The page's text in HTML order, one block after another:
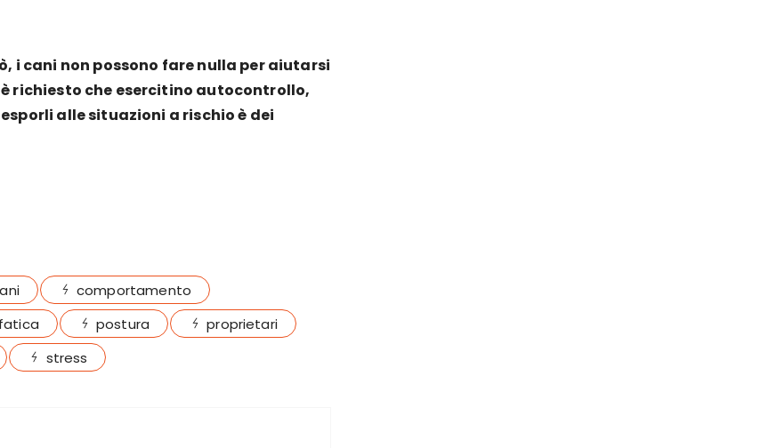
i cani non possono fare nulla per aiutarsi
richiesto che esercitino autocontrollo,
alle situazioni a rischio è dei
comportamento
fatica postura
proprietari
stress